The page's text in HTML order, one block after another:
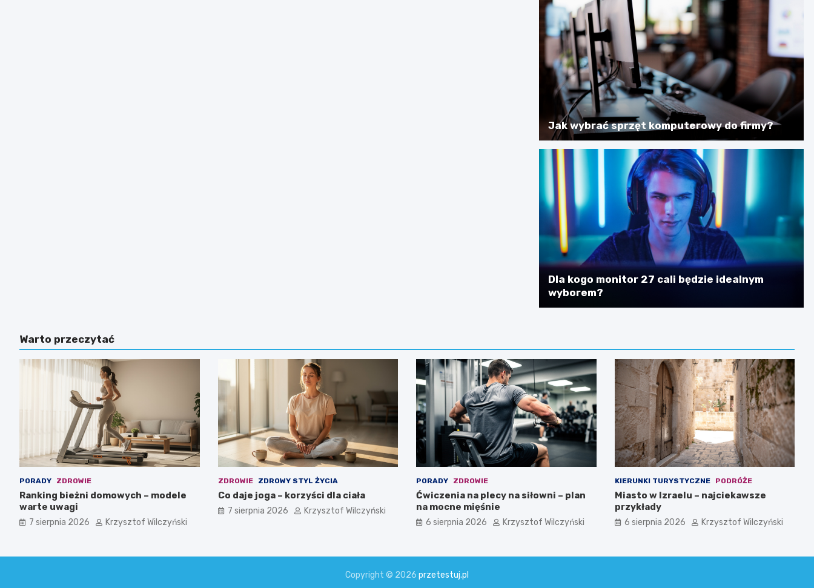
Jak wybrać sprzęt komputerowy do firmy?
Dla kogo monitor 27 cali będzie idealnym
wyborem?
Warto przeczytać
PORADY ZDROWIE
Ranking bieżni domowych – modele
warte uwagi
7 sierpnia 2026 Krzysztof Wilczyński
ZDROWIE ZDROWY STYL ŻYCIA
Co daje joga – korzyści dla ciała
7 sierpnia 2026 Krzysztof Wilczyński
PORADY ZDROWIE
Ćwiczenia na plecy na siłowni – plan
na mocne mięśnie
6 sierpnia 2026 Krzysztof Wilczyński
KIERUNKI TURYSTYCZNE PODRÓŻE
Miasto w Izraelu – najciekawsze
przykłady
6 sierpnia 2026 Krzysztof Wilczyński
Copyright © 2026 przetestuj.pl